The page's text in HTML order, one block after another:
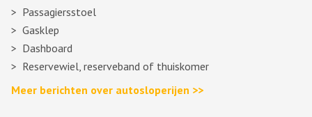
Passagiersstoel
Gasklep
Dashboard
Reservewiel, reserveband of thuiskomer
Meer berichten over autosloperijen >>